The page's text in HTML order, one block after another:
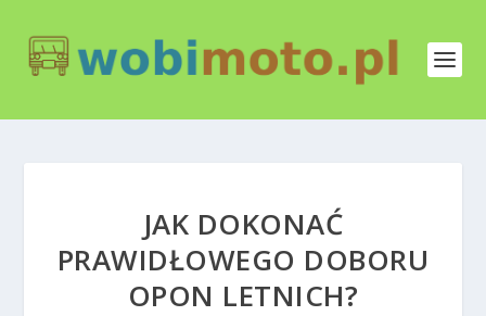
JAK DOKONAĆ
PRAWIDŁOWEGO DOBORU
OPON LETNICH?